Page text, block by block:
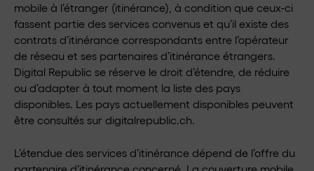
mobile à l’étranger (itinérance), à condition que ceux-ci
fassent partie des services convenus et qu’il existe des
contrats d’itinérance correspondants entre l’opérateur
de réseau et ses partenaires d’itinérance étrangers.
Digital Republic se réserve le droit d’étendre, de réduire
ou d’adapter à tout moment la liste des pays
disponibles. Les pays actuellement disponibles peuvent
être consultés sur digitalrepublic.ch.
L’étendue des services d’itinérance dépend de l’offre du